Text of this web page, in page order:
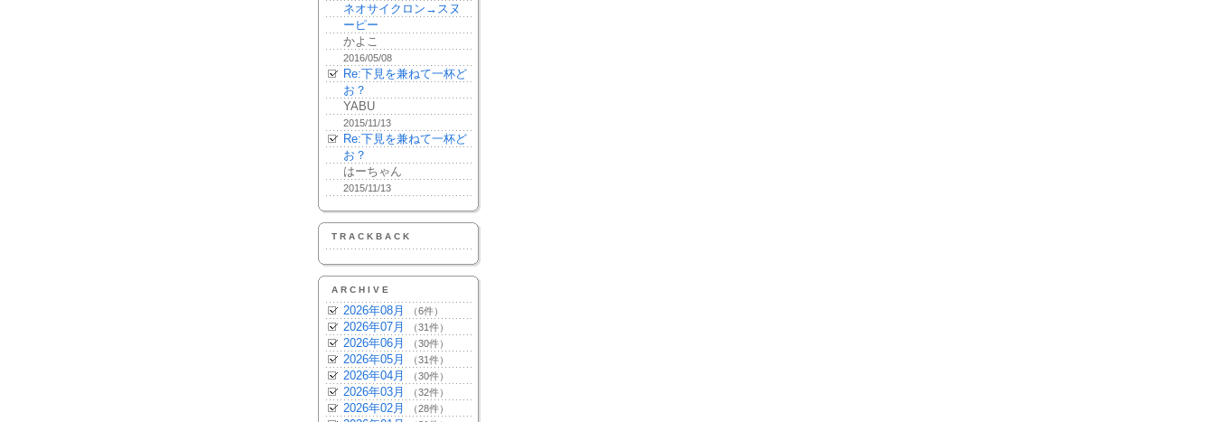
ネオサイクロン→スヌ
ーピー
かよこ
2016/05/08
Re:下見を兼ねて一杯ど
お？
YABU
2015/11/13
Re:下見を兼ねて一杯ど
お？
はーちゃん
2015/11/13
TRACKBACK
ARCHIVE
2026年08月 （6件）
2026年07月 （31件）
2026年06月 （30件）
2026年05月 （31件）
2026年04月 （30件）
2026年03月 （32件）
2026年02月 （28件）